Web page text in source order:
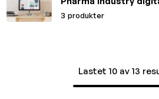
3 produkter
Lastet 10 av 13